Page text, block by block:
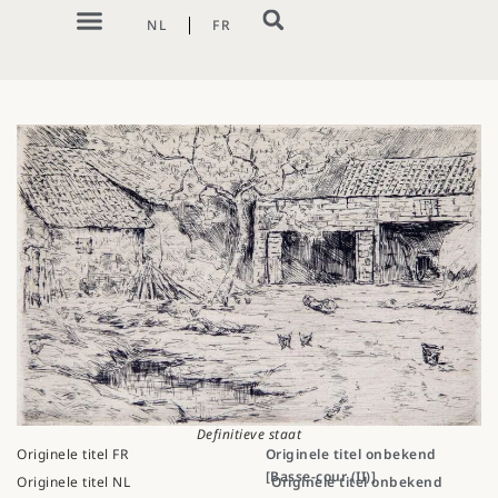
NL FR
Definitieve staat
Originele titel FR
Originele titel onbekend
[Basse-cour (II)]
Originele titel NL
Originele titel onbekend